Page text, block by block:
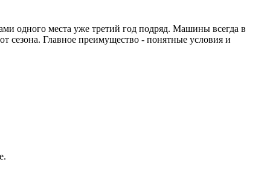
одного места уже третий год подряд. Машины всегда в
сезона. Главное преимущество - понятные условия и